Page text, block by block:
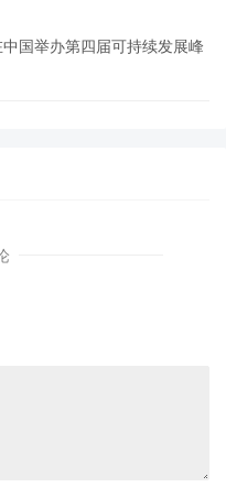
国举办第四届可持续发展峰